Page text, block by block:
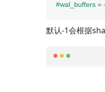
#wal_buffers =
默认-1会根据